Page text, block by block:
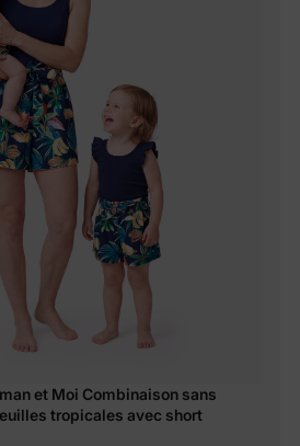
et Moi Combinaison sans
tropicales avec short